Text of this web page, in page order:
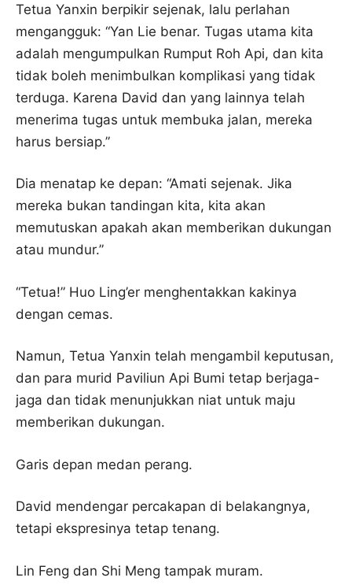
Tetua Yanxin berpikir sejenak, lalu perlahan
mengangguk: “Yan Lie benar. Tugas utama kita
adalah mengumpulkan Rumput Roh Api, dan kita
tidak boleh menimbulkan komplikasi yang tidak
terduga. Karena David dan yang lainnya telah
menerima tugas untuk membuka jalan, mereka
harus bersiap.”
Dia menatap ke depan: “Amati sejenak. Jika
mereka bukan tandingan kita, kita akan
memutuskan apakah akan memberikan dukungan
atau mundur.”
“Tetua!” Huo Ling’er menghentakkan kakinya
dengan cemas.
Namun, Tetua Yanxin telah mengambil keputusan,
dan para murid Paviliun Api Bumi tetap berjaga-
jaga dan tidak menunjukkan niat untuk maju
memberikan dukungan.
Garis depan medan perang.
David mendengar percakapan di belakangnya,
tetapi ekspresinya tetap tenang.
Lin Feng dan Shi Meng tampak muram.